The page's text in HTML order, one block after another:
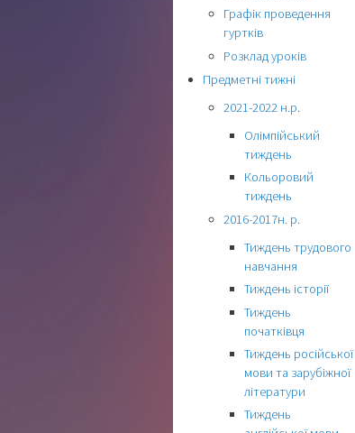
Графік проведення
гуртків
Розклад уроків
Предметні тижні
2021-2022 н.р.
Олімпійський
тиждень
Кольоровий
тиждень
2016-2017н. р.
Тиждень трудового
навчання
Тиждень історії
Тиждень
початківця
Тиждень російської
мови та зарубіжної
літератури
Тиждень